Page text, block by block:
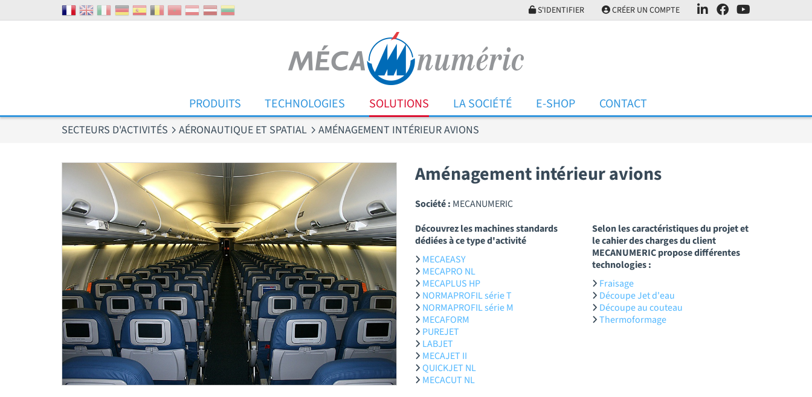
S'IDENTIFIER CRÉER UN COMPTE
PRODUITS TECHNOLOGIES SOLUTIONS LA SOCIÉTÉ E-SHOP CONTACT
SECTEURS D'ACTIVITÉS AÉRONAUTIQUE ET SPATIAL AMÉNAGEMENT INTÉRIEUR AVIONS
Aménagement intérieur avions
Société : MECANUMERIC
Découvrez les machines standards
dédiées à ce type d'activité
MECAEASY
MECAPRO NL
MECAPLUS HP
NORMAPROFIL série T
NORMAPROFIL série M
MECAFORM
PUREJET
LABJET
MECAJET II
QUICKJET NL
MECACUT NL
Selon les caractéristiques du projet et
le cahier des charges du client
MECANUMERIC propose différentes
technologies :
Fraisage
Découpe Jet d'eau
Découpe au couteau
Thermoformage
Panneau de gestion des cookies